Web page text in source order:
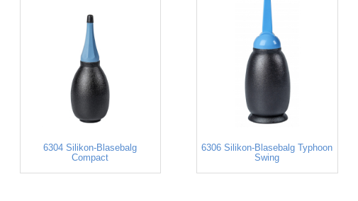
6304 Silikon-Blasebalg
Compact
6306 Silikon-Blasebalg Typhoon
Swing